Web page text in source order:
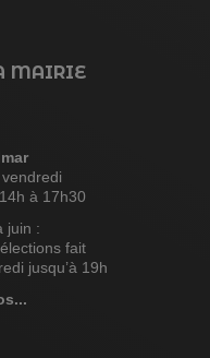
MAIRIE
à 17h30
juin :
fait
jusqu’à 19h